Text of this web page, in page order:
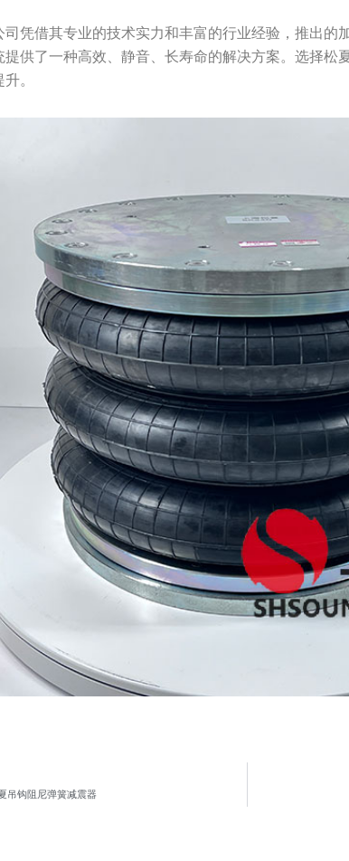
司凭借其专业的技术实力和丰富的行业经验，推出的
提供了一种高效、静音、长寿命的解决方案。选择松
。
吊钩阻尼弹簧减震器